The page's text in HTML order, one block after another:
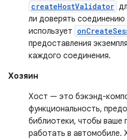
createHostValidator
ли доверять
использует
предоставления
каждого соединения.
Хозяин
Хост — это бэкэнд-
функциональность,
библиотеки, чтобы ваше
работать в автомобиле.